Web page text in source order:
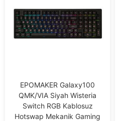
EPOMAKER Galaxy100
QMK/VIA Siyah Wisteria
Switch RGB Kablosuz
Hotswap Mekanik Gaming